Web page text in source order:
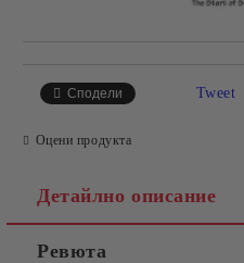
Сподели Tweet
Оцени продукта
Детайлно описание
Ревюта